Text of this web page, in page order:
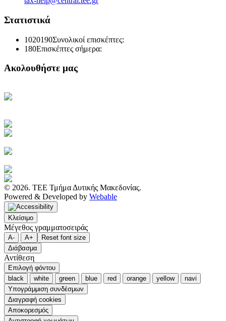
Στατιστικά
1020190Συνολικοί επισκέπτες:
180Επισκέπτες σήμερα:
Ακολουθήστε μας
© 2026. ΤΕΕ Τμήμα Δυτικής Μακεδονίας.
Powered & Developed by Webable
Κλείσιμο
Μέγεθος γραμματοσειράς
A- A+
Reset font size
Διάβασμα
Αντίθεση
Επιλογή φόντου
black
white green blue red orange yellow
navi
Υπογράμμιση συνδέσμων
Διαγραφή cookies
Αποκορεσμός